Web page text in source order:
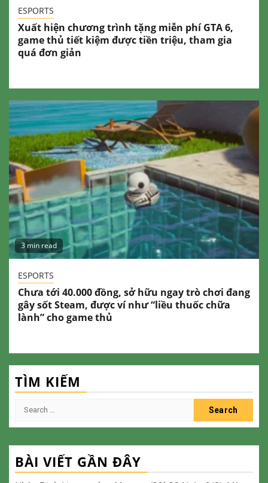
ESPORTS
Xuất hiện chương trình tặng miễn phí GTA 6,
game thủ tiết kiệm được tiền triệu, tham gia
quá đơn giản
3 min read
ESPORTS
Chưa tới 40.000 đồng, sở hữu ngay trò chơi đang
gây sốt Steam, được ví như “liều thuốc chữa
lành” cho game thủ
TÌM KIẾM
Search
BÀI VIẾT GẦN ĐÂY